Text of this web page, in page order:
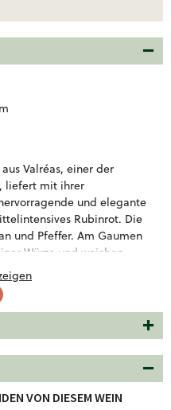
aus Valréas, einer der
liefert mit ihrer
und elegante
Rubinrot. Die
und Pfeffer. Am Gaumen
Würze und weichen
Pilzrisotto oder
Valréas mit Präzision.
VON DIESEM WEIN